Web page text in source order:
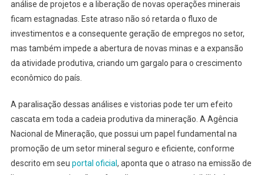
análise de projetos e a liberação de novas operações minerais
ficam estagnadas. Este atraso não só retarda o fluxo de
investimentos e a consequente geração de empregos no setor,
mas também impede a abertura de novas minas e a expansão
da atividade produtiva, criando um gargalo para o crescimento
econômico do país.
A paralisação dessas análises e vistorias pode ter um efeito
cascata em toda a cadeia produtiva da mineração. A Agência
Nacional de Mineração, que possui um papel fundamental na
promoção de um setor mineral seguro e eficiente, conforme
descrito em seu portal oficial, aponta que o atraso na emissão de